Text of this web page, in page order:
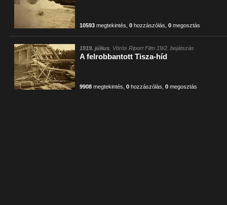
10593 megtekintés ,0 hozzászólás ,0 megosztás
1919. július , Vörös Riport Film 19/2. bejátszás
A felrobbantott Tisza-híd
9908 megtekintés ,0 hozzászólás ,0 megosztás